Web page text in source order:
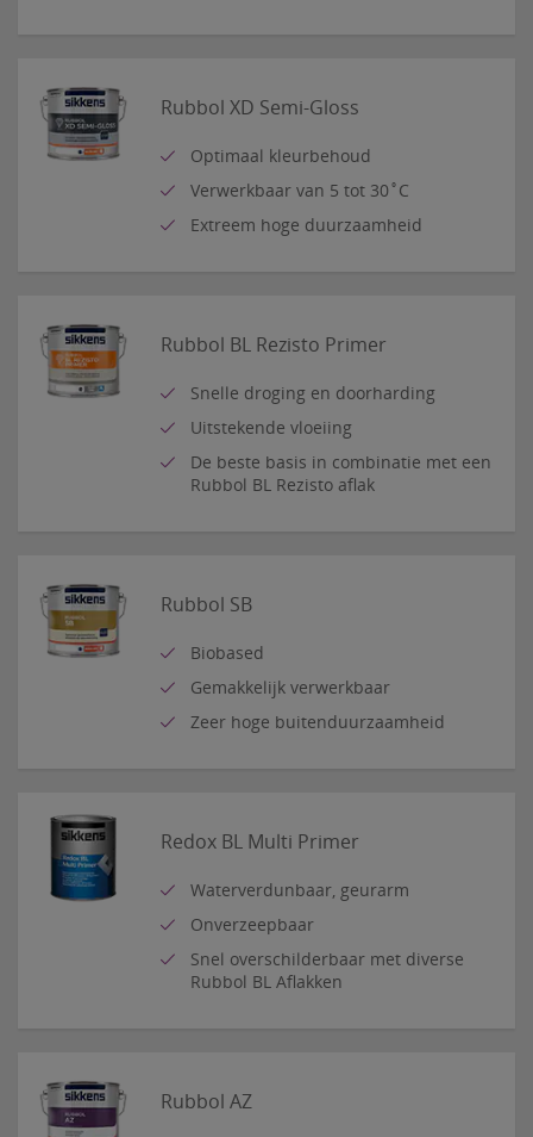
Rubbol XD Semi-Gloss
Optimaal kleurbehoud
Verwerkbaar van 5 tot 30˚C
Extreem hoge duurzaamheid
Rubbol BL Rezisto Primer
Snelle droging en doorharding
Uitstekende vloeiing
De beste basis in combinatie met een
Rubbol BL Rezisto aflak
Rubbol SB
Biobased
Gemakkelijk verwerkbaar
Zeer hoge buitenduurzaamheid
Redox BL Multi Primer
Waterverdunbaar, geurarm
Onverzeepbaar
Snel overschilderbaar met diverse
Rubbol BL Aflakken
Rubbol AZ